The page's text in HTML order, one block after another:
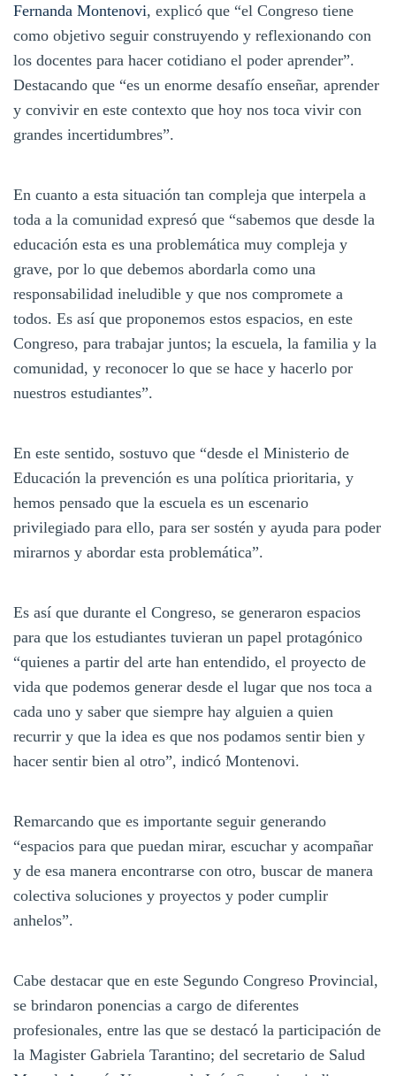
Fernanda Montenovi, explicó que “el Congreso tiene
como objetivo seguir construyendo y reflexionando con
los docentes para hacer cotidiano el poder aprender”.
Destacando que “es un enorme desafío enseñar, aprender
y convivir en este contexto que hoy nos toca vivir con
grandes incertidumbres”.
En cuanto a esta situación tan compleja que interpela a
toda a la comunidad expresó que “sabemos que desde la
educación esta es una problemática muy compleja y
grave, por lo que debemos abordarla como una
responsabilidad ineludible y que nos compromete a
todos. Es así que proponemos estos espacios, en este
Congreso, para trabajar juntos; la escuela, la familia y la
comunidad, y reconocer lo que se hace y hacerlo por
nuestros estudiantes”.
En este sentido, sostuvo que “desde el Ministerio de
Educación la prevención es una política prioritaria, y
hemos pensado que la escuela es un escenario
privilegiado para ello, para ser sostén y ayuda para poder
mirarnos y abordar esta problemática”.
Es así que durante el Congreso, se generaron espacios
para que los estudiantes tuvieran un papel protagónico
“quienes a partir del arte han entendido, el proyecto de
vida que podemos generar desde el lugar que nos toca a
cada uno y saber que siempre hay alguien a quien
recurrir y que la idea es que nos podamos sentir bien y
hacer sentir bien al otro”, indicó Montenovi.
Remarcando que es importante seguir generando
“espacios para que puedan mirar, escuchar y acompañar
y de esa manera encontrarse con otro, buscar de manera
colectiva soluciones y proyectos y poder cumplir
anhelos”.
Cabe destacar que en este Segundo Congreso Provincial,
se brindaron ponencias a cargo de diferentes
profesionales, entre las que se destacó la participación de
la Magister Gabriela Tarantino; del secretario de Salud